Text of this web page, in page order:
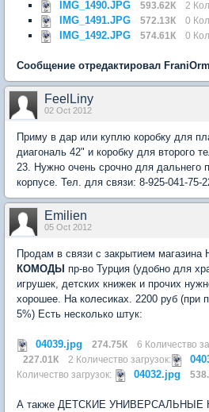
IMG_1490.JPG
593.62К 2
IMG_1491.JPG 572.13К 0
IMG_1492.JPG 574.61К 0
Сообщение отредактировал
FeelLiny
02 Oct 2012
Приму в дар или куплю коробку для
диагональ 42" и коробку для второго
23. Нужно очень срочно для дальнего
корпусе. Тел. для связи: 8-925-041-75-
Emilien
05 Oct 2012
Продам в связи с закрытием
КОМОДЫ пр-во Турция (удобно для
игрушек, детских книжек и прочих
хорошее. На колесиках. 2200 руб (при
5%) Есть несколько штук:
04039.jpg 274.75К 6 Количество
227.01К 2 Количество загрузок:
Количество загрузок:
04032.jpg
А также ДЕТСКИЕ УНИВЕРСАЛЬНЫЕ